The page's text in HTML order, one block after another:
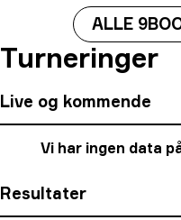
ALLE
Turneringer
Live og kommende
Vi har ingen data
Resultater